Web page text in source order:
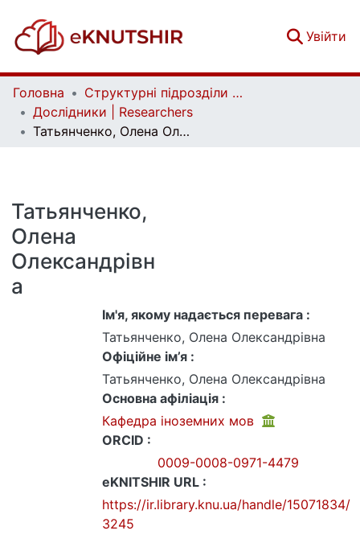
Увійти
Головна
Структурні підрозділи Київського національного університету імені Тараса Шевченка та Організації | Faculties, Institutes and Departments of Taras Shevchenko National University of Kyiv and Organizations
Дослідники | Researchers
Татьянченко, Олена Олександрівна
Татьянченко,
Олена
Олександрівн
а
Ім'я, якому надається перевага :
Татьянченко, Олена Олександрівна
Офіційне ім’я :
Татьянченко, Олена Олександрівна
Основна афіліація :
Кафедра іноземних мов
ORCID :
0009-0008-0971-4479
eKNITSHIR URL :
https://ir.library.knu.ua/handle/15071834/
3245